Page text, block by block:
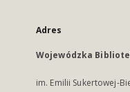
Adres
Wojewódzka
im. Emilii Sukertowej-